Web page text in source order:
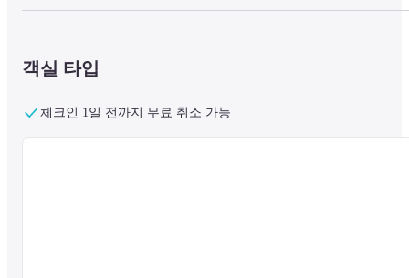
뒷골목을 따라 걷다 보면 교토의 고풍스러운 거리 풍경과 조화를 이
줍니다.
객실 타입
체크인 1일 전까지 무료 취소 가능